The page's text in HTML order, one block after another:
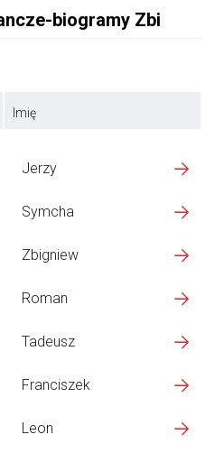
Imię
Jerzy
Symcha
Zbigniew
Roman
Tadeusz
Franciszek
Leon